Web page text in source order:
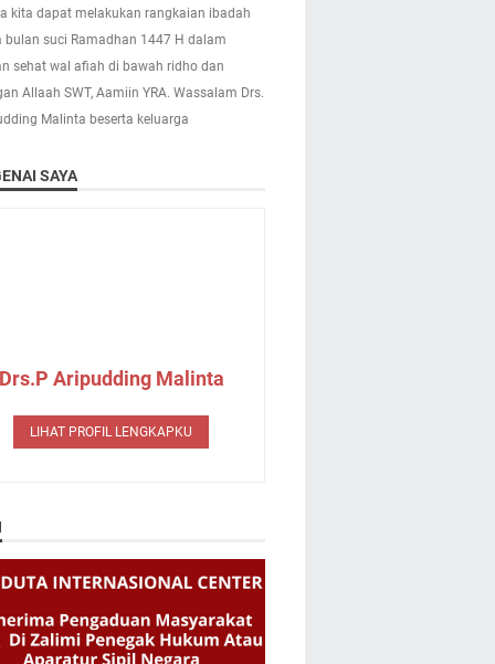
kita dapat melakukan rangkaian ibadah
bulan suci Ramadhan 1447 H dalam
sehat wal afiah di bawah ridho dan
Allaah SWT, Aamiin YRA. Wassalam Drs.
Malinta beserta keluarga
SAYA
Aripudding Malinta
LIHAT PROFIL LENGKAPKU